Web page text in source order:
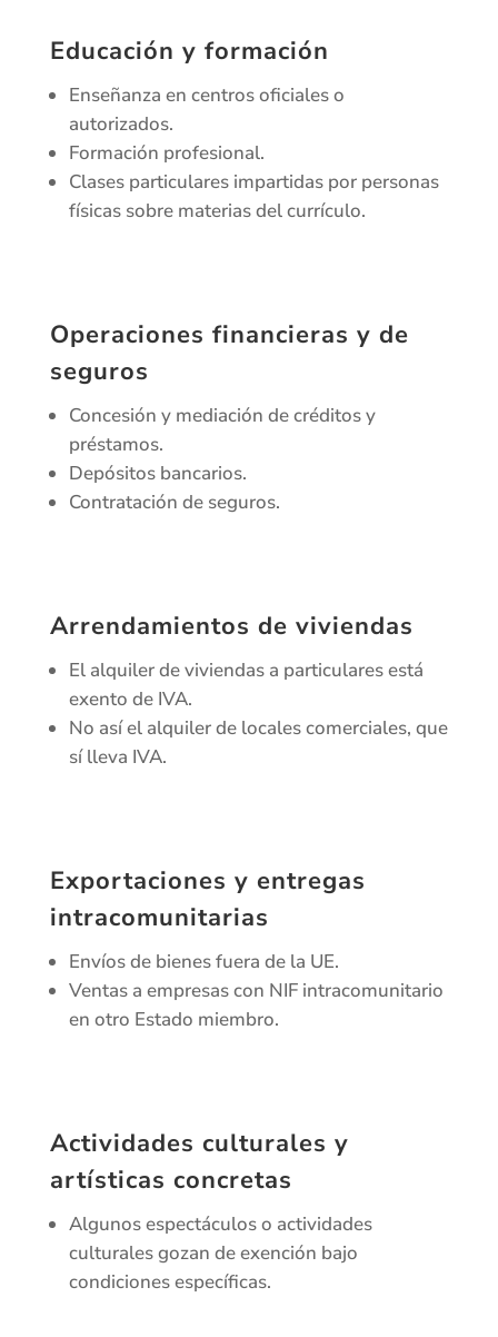
Educación y formación
Enseñanza en centros oficiales o
autorizados.
Formación profesional.
Clases particulares impartidas por personas
físicas sobre materias del currículo.
Operaciones financieras y de
seguros
Concesión y mediación de créditos y
préstamos.
Depósitos bancarios.
Contratación de seguros.
Arrendamientos de viviendas
El alquiler de viviendas a particulares está
exento de IVA.
No así el alquiler de locales comerciales, que
sí lleva IVA.
Exportaciones y entregas
intracomunitarias
Envíos de bienes fuera de la UE.
Ventas a empresas con NIF intracomunitario
en otro Estado miembro.
Actividades culturales y
artísticas concretas
Algunos espectáculos o actividades
culturales gozan de exención bajo
condiciones específicas.